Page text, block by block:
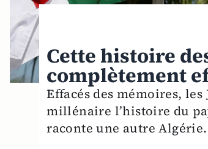
Cette histoire
complètement
Effacés des mémoires,
millénaire l’histoire du
raconte une autre Algérie.